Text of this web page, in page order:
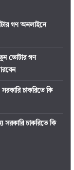
গণ অনলাইনে
ভোটার গণ
চাকরিতে কি
সরকারি চাকরিতে কি